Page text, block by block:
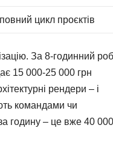
цикл проєктів
За 8-годинний
15 000-25 000 грн
рендери – і
командами чи
годину – це вже 40